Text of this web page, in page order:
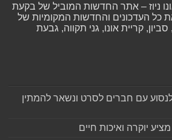
ניוז – אתר החדשות המוביל של בקעת
את כל העדכונים והחדשות המקומיות של
סביון, קריית אונו, גני תקווה, גבעת
8א'? קבע לנסוע עם חברים לסרט ונשאר להמתין
יוקרה ואיכות חיים